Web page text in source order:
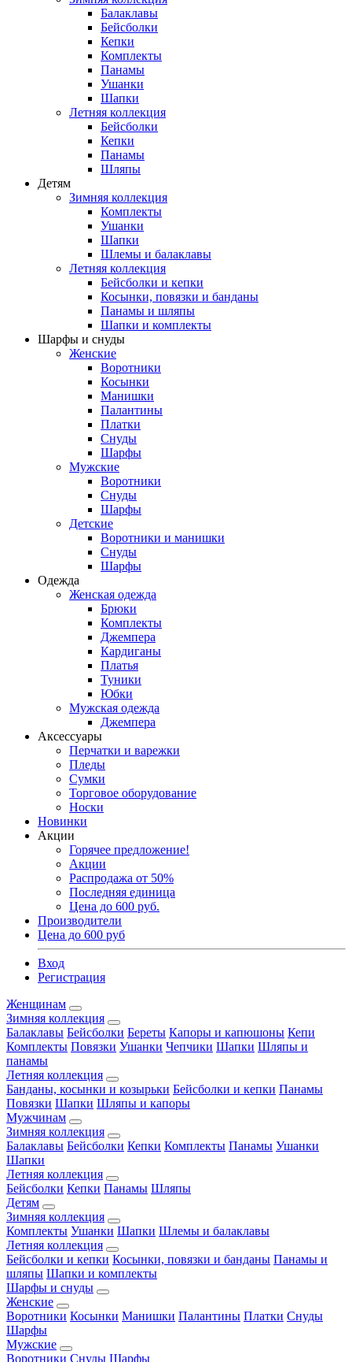
Балаклавы
Бейсболки
Кепки
Комплекты
Панамы
Ушанки
Шапки
Летняя коллекция
Бейсболки
Кепки
Панамы
Шляпы
Детям
Зимняя коллекция
Комплекты
Ушанки
Шапки
Шлемы и балаклавы
Летняя коллекция
Бейсболки и кепки
Косынки, повязки и банданы
Панамы и шляпы
Шапки и комплекты
Шарфы и снуды
Женские
Воротники
Косынки
Манишки
Палантины
Платки
Снуды
Шарфы
Мужские
Воротники
Снуды
Шарфы
Детские
Воротники и манишки
Снуды
Шарфы
Одежда
Женская одежда
Брюки
Комплекты
Джемпера
Кардиганы
Платья
Туники
Юбки
Мужская одежда
Джемпера
Аксессуары
Перчатки и варежки
Пледы
Сумки
Торговое оборудование
Носки
Новинки
Акции
Горячее предложение!
Акции
Распродажа от 50%
Последняя единица
Цена до 600 руб.
Производители
Цена до 600 руб
Вход
Регистрация
Женщинам
Зимняя коллекция
Балаклавы Бейсболки Береты Капоры и капюшоны Кепи
Комплекты Повязки Ушанки Чепчики Шапки Шляпы и
панамы
Летняя коллекция
Банданы, косынки и козырьки Бейсболки и кепки Панамы
Повязки Шапки Шляпы и капоры
Мужчинам
Зимняя коллекция
Балаклавы Бейсболки Кепки Комплекты Панамы Ушанки
Шапки
Летняя коллекция
Бейсболки Кепки Панамы Шляпы
Детям
Зимняя коллекция
Комплекты Ушанки Шапки Шлемы и балаклавы
Летняя коллекция
Бейсболки и кепки Косынки, повязки и банданы Панамы и
шляпы Шапки и комплекты
Шарфы и снуды
Женские
Воротники Косынки Манишки Палантины Платки Снуды
Шарфы
Мужские
Воротники Снуды Шарфы